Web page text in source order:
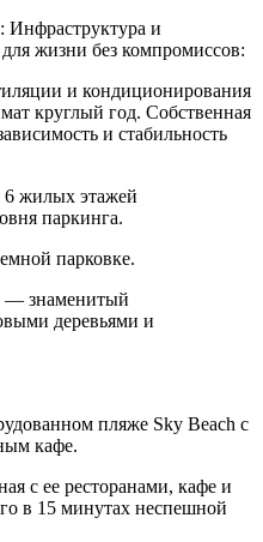
и
жизни без компромиссов:
и кондиционирования
круглый год. Собственная
и стабильность
6 жилых этажей
паркинга.
парковке.
— знаменитый
деревьями и
пляже Sky Beach с
кафе.
с ее ресторанами, кафе и
в 15 минутах неспешной